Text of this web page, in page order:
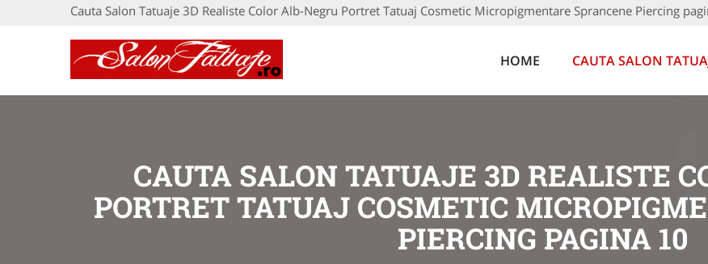
Cauta Salon Tatuaje 3D Realiste Color Alb-Negru Portret Tatuaj Cosmetic Micropigmentare Sprancene Piercing
HOME CAUTA SALON
CAUTA SALON TATUAJE 3D REALISTE
PORTRET TATUAJ COSMETIC
PIERCING PAGINA 10